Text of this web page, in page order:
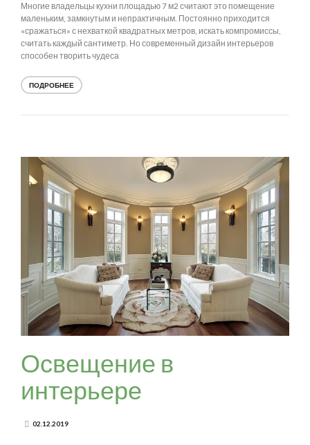
Многие владельцы кухни площадью 7 м2 считают это помещение
маленьким, замкнутым и непрактичным. Постоянно приходится
«сражаться» с нехваткой квадратных метров, искать компромиссы,
считать каждый сантиметр. Но современный дизайн интерьеров
способен творить чудеса
ПОДРОБНЕЕ
Освещение в
интерьере
02.12.2019